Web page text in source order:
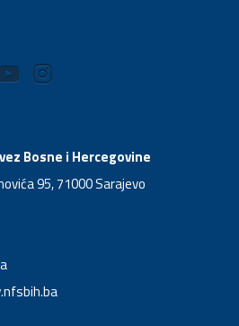
Bosne i Hercegovine
95, 71000 Sarajevo